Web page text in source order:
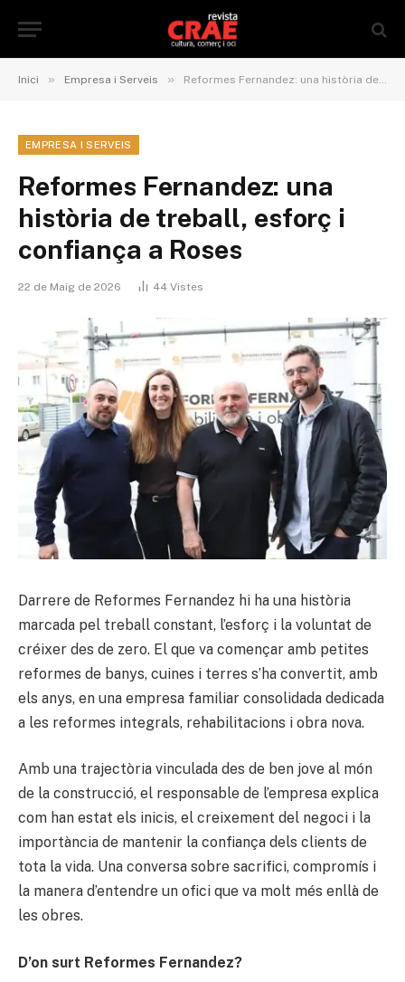
Inici » Empresa i Serveis » Reformes Fernandez: una història de treball, esforç i confiança a Roses
EMPRESA I SERVEIS
Reformes Fernandez: una
història de treball, esforç i
confiança a Roses
22 de Maig de 2026 44 Vistes
Darrere de Reformes Fernandez hi ha una història
marcada pel treball constant, l’esforç i la voluntat de
créixer des de zero. El que va començar amb petites
reformes de banys, cuines i terres s’ha convertit, amb
els anys, en una empresa familiar consolidada dedicada
a les reformes integrals, rehabilitacions i obra nova.
Amb una trajectòria vinculada des de ben jove al món
de la construcció, el responsable de l’empresa explica
com han estat els inicis, el creixement del negoci i la
importància de mantenir la confiança dels clients de
tota la vida. Una conversa sobre sacrifici, compromís i
la manera d’entendre un ofici que va molt més enllà de
les obres.
D’on surt Reformes Fernandez?